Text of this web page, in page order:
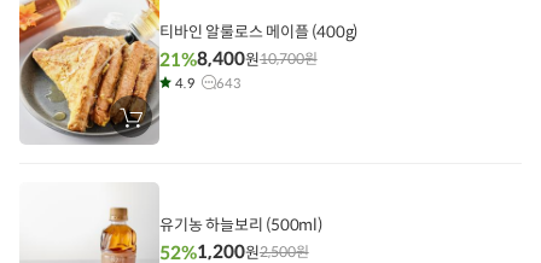
기
장
바
에
티바인 알룰로스 메이플 (400g)
21%8,400원10,700원
4.9 643
유기농 하늘보리 (500ml)
52%1,200원2,500원